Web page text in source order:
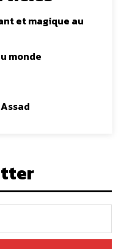
et magique au
monde